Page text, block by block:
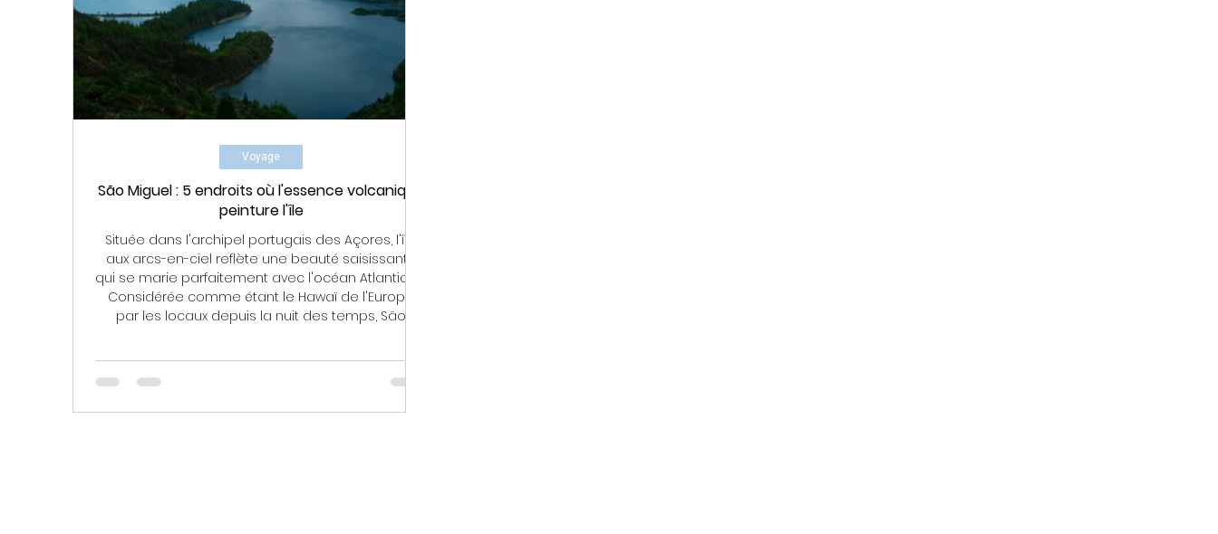
São Miguel : 5 endroits où l'essence volcanique
peinture l'île
Située dans l'archipel portugais des Açores, l'île
aux arcs-en-ciel reflète une beauté saisissante
qui se marie parfaitement avec l'océan Atlantique.
Considérée comme étant le Hawaï de l'Europe
par les locaux depuis la nuit des temps, São
de la poésie internationale, il est devenu une
réalité aux yeux de tous. Baignée par un climat
subtropical, ce jardin d'Éden au printemps éternel
Voyage